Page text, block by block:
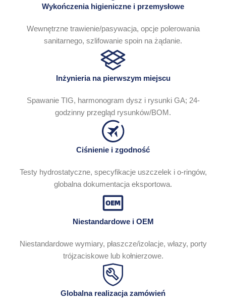
Wykończenia higieniczne i przemysłowe
Wewnętrzne trawienie/pasywacja, opcje polerowania
sanitarnego, szlifowanie spoin na żądanie.
Inżynieria na pierwszym miejscu
Spawanie TIG, harmonogram dysz i rysunki GA; 24-
godzinny przegląd rysunków/BOM.
Ciśnienie i zgodność
Testy hydrostatyczne, specyfikacje uszczelek i o-ringów,
globalna dokumentacja eksportowa.
Niestandardowe i OEM
Niestandardowe wymiary, płaszcze/izolacje, włazy, porty
trójzaciskowe lub kołnierzowe.
Globalna realizacja zamówień